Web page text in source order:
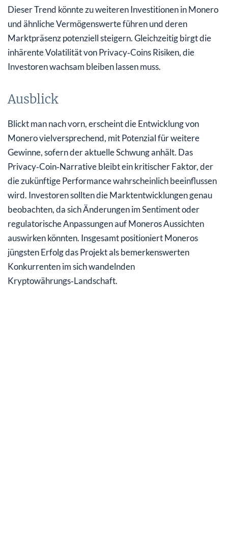
Dieser Trend könnte zu weiteren Investitionen in Monero
und ähnliche Vermögenswerte führen und deren
Marktpräsenz potenziell steigern. Gleichzeitig birgt die
inhärente Volatilität von Privacy‑Coins Risiken, die
Investoren wachsam bleiben lassen muss.
Ausblick
Blickt man nach vorn, erscheint die Entwicklung von
Monero vielversprechend, mit Potenzial für weitere
Gewinne, sofern der aktuelle Schwung anhält. Das
Privacy‑Coin‑Narrative bleibt ein kritischer Faktor, der
die zukünftige Performance wahrscheinlich beeinflussen
wird. Investoren sollten die Marktentwicklungen genau
beobachten, da sich Änderungen im Sentiment oder
regulatorische Anpassungen auf Moneros Aussichten
auswirken könnten. Insgesamt positioniert Moneros
jüngsten Erfolg das Projekt als bemerkenswerten
Konkurrenten im sich wandelnden
Kryptowährungs‑Landschaft.